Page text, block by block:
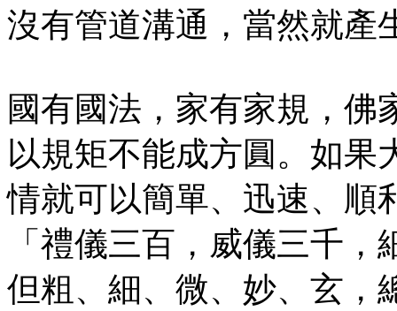
沒有管道溝通，當然就產
國有國法，家有家規，佛
以規矩不能成方圓。如果
情就可以簡單、迅速、順
「禮儀三百，威儀三千
但粗、細、微、妙、玄，